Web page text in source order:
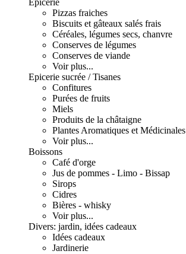
Epicerie
Pizzas fraiches
Biscuits et gâteaux salés frais
Céréales, légumes secs, chanvre
Conserves de légumes
Conserves de viande
Voir plus...
Epicerie sucrée / Tisanes
Confitures
Purées de fruits
Miels
Produits de la châtaigne
Plantes Aromatiques et Médicinales
Voir plus...
Boissons
Café d'orge
Jus de pommes - Limo - Bissap
Sirops
Cidres
Bières - whisky
Voir plus...
Divers: jardin, idées cadeaux
Idées cadeaux
Jardinerie